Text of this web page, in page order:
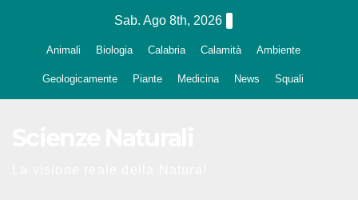
Sab. Ago 8th, 2026
Animali Biologia Calabria Calamità Ambiente
Geologicamente Piante Medicina News Squali